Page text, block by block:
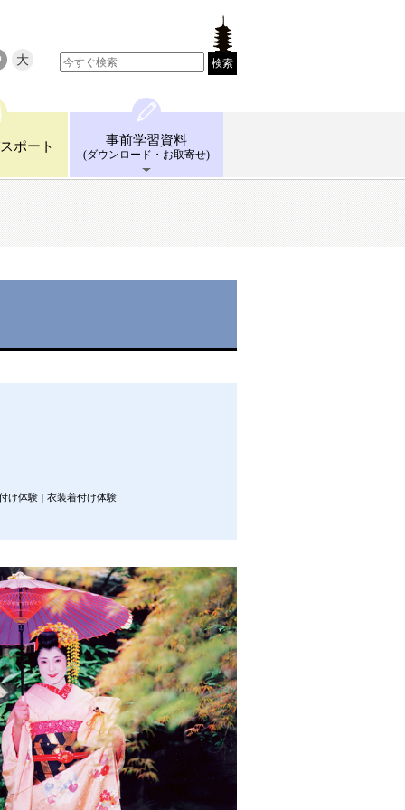
検索
大
ポート 事前学習資料
(ダウンロード ・お取寄せ)
け体験 衣装着付け体験